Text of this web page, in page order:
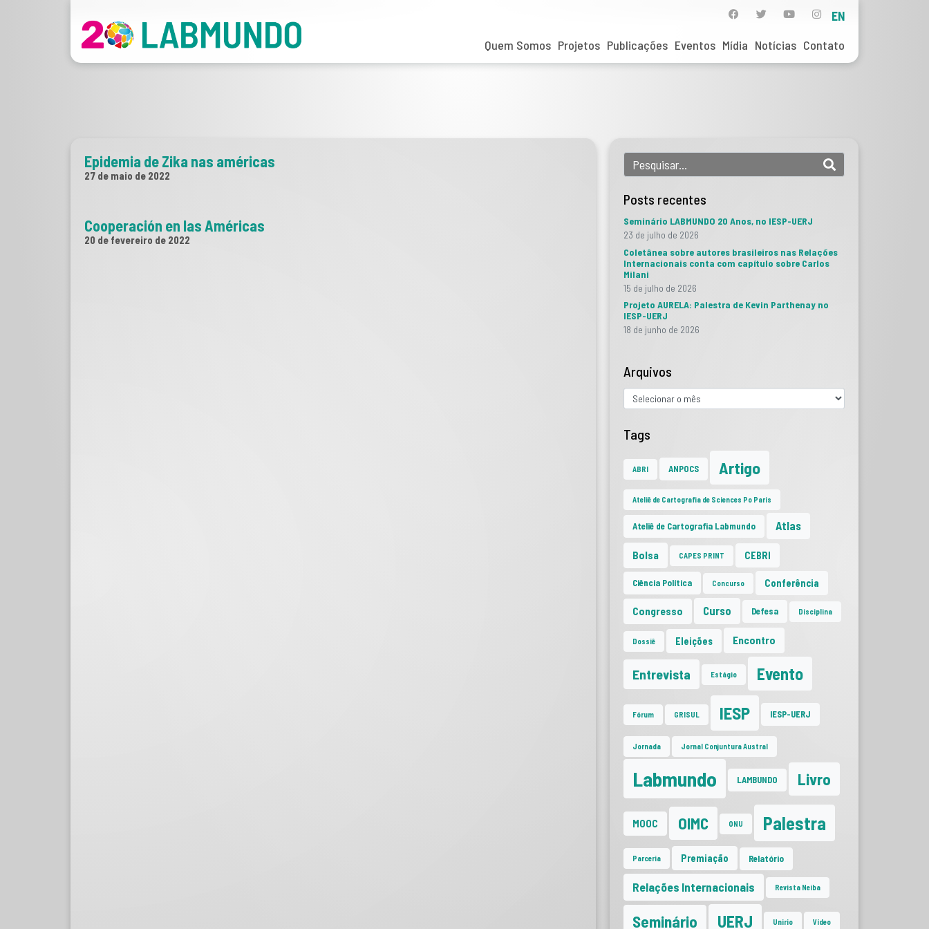
Quem Somos Projetos Publicações Eventos Mídia Notícias Contato
EN
Epidemia de Zika nas américas
27 de maio de 2022
Cooperación en las Américas
20 de fevereiro de 2022
Posts recentes
Seminário LABMUNDO 20 Anos, no IESP-UERJ
23 de julho de 2026
Coletânea sobre autores brasileiros nas Relações
Internacionais conta com capítulo sobre Carlos
Milani
15 de julho de 2026
Projeto AURELA: Palestra de Kevin Parthenay no
IESP-UERJ
18 de junho de 2026
Arquivos
Tags
ABRI ANPOCS Artigo
Ateliê de Cartografia de Sciences Po Paris
Ateliê de Cartografia Labmundo Atlas
Bolsa CAPES PRINT CEBRI
Ciência Política Concurso Conferência
Congresso Curso Defesa Disciplina
Dossiê Eleições Encontro
Entrevista Estágio Evento
Fórum GRISUL IESP IESP-UERJ
Jornada Jornal Conjuntura Austral
Labmundo LAMBUNDO Livro
MOOC OIMC ONU Palestra
Parceria Premiação Relatório
Relações Internacionais Revista Neiba
Seminário UERJ Unirio Vídeo